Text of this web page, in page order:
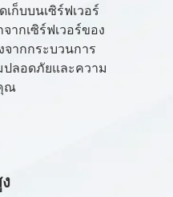
ก็บบนเซิร์ฟเวอร์
ากเซิร์ฟเวอร์ของ
ากกระบวนการ
ปลอดภัยและความ
ณ